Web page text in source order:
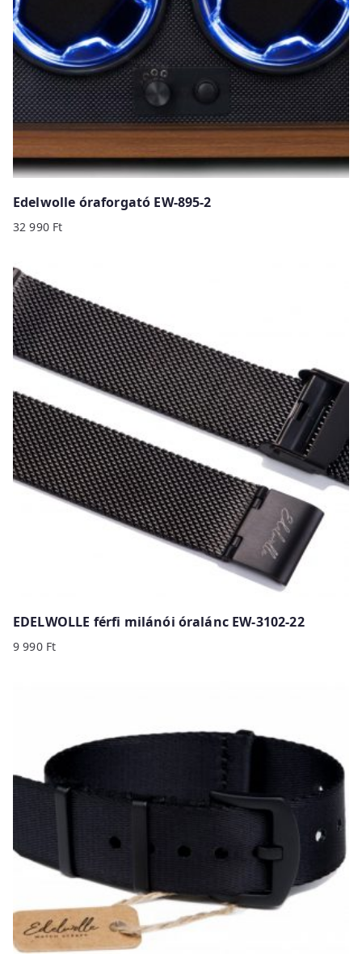
Edelwolle óraforgató EW-895-2
32 990 Ft
EDELWOLLE férfi milánói óralánc EW-3102-22
9 990 Ft